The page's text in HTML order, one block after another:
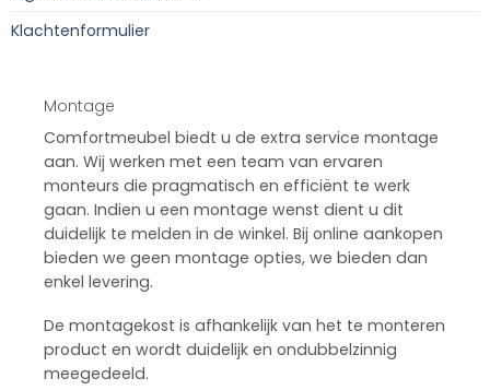
Montage
Comfortmeubel biedt u de extra service montage
aan. Wij werken met een team van ervaren
monteurs die pragmatisch en efficiënt te werk
gaan. Indien u een montage wenst dient u dit
duidelijk te melden in de winkel. Bij online aankopen
bieden we geen montage opties, we bieden dan
enkel levering.
De montagekost is afhankelijk van het te monteren
product en wordt duidelijk en ondubbelzinnig
meegedeeld.
Klachtenformulier